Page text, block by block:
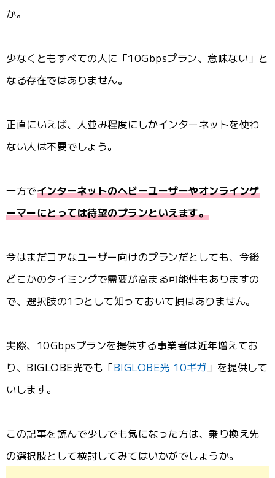
か。
少なくともすべての人に「10Gbpsプラン、意味ない」と
なる存在ではありません。
正直にいえば、人並み程度にしかインターネットを使わ
ない人は不要でしょう。
一方でインターネットのヘビーユーザーやオンラインゲ
ーマーにとっては待望のプランといえます。
今はまだコアなユーザー向けのプランだとしても、今後
どこかのタイミングで需要が高まる可能性もありますの
で、選択肢の1つとして知っておいて損はありません。
実際、10Gbpsプランを提供する事業者は近年増えてお
り、BIGLOBE光でも「BIGLOBE光 10ギガ 」を提供して
いします。
この記事を読んで少しでも気になった方は、乗り換え先
の選択肢として検討してみてはいかがでしょうか。